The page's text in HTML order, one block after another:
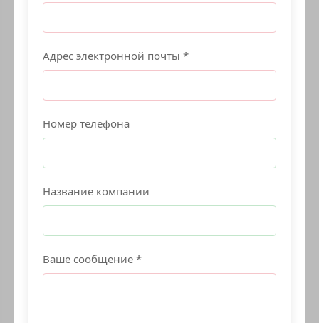
Адрес электронной почты *
Номер телефона
Название компании
Ваше сообщение *